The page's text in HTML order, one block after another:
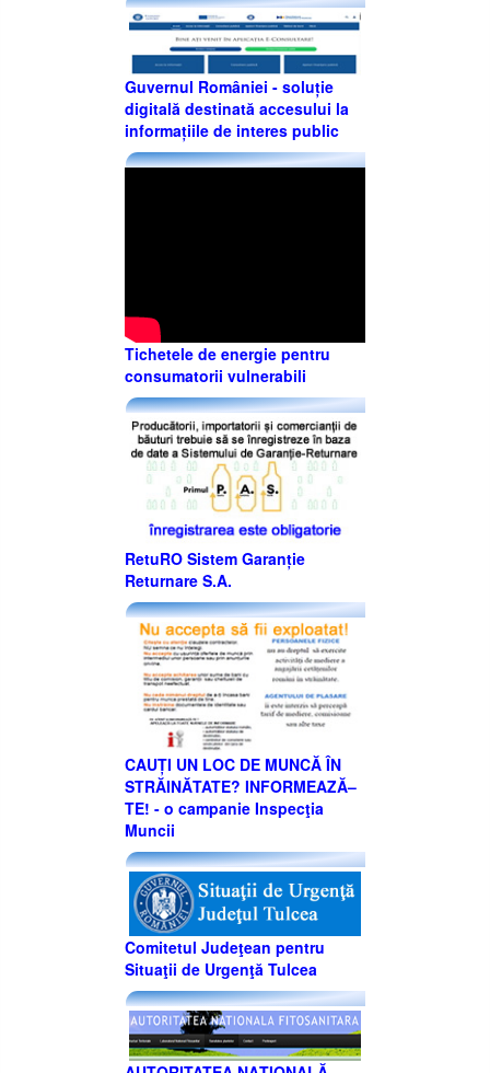
Guvernul României - soluție
digitală destinată accesului la
informațiile de interes public
Tichetele de energie pentru
consumatorii vulnerabili
RetuRO Sistem Garanție
Returnare S.A.
CAUȚI UN LOC DE MUNCĂ ÎN
STRĂINĂTATE? INFORMEAZĂ–
TE! - o campanie Inspecţia
Muncii
Comitetul Judeţean pentru
Situaţii de Urgenţă Tulcea